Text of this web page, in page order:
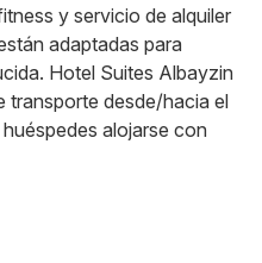
y servicio de alquiler
adaptadas para
Hotel Suites Albayzin
transporte desde/hacia el
alojarse con